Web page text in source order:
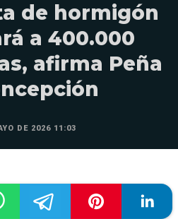
de hormigón
a 400.000
afirma Peña
DE 2026 11:03